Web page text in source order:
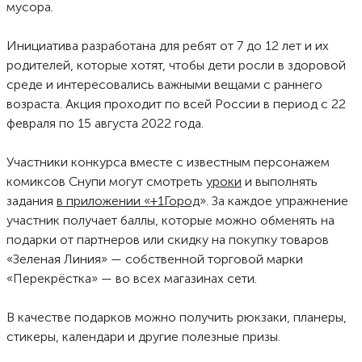
мусора.
Инициатива разработана для ребят от 7 до 12 лет и их
родителей, которые хотят, чтобы дети росли в здоровой
среде и интересовались важными вещами с раннего
возраста. Акция проходит по всей России в период с 22
февраля по 15 августа 2022 года.
Участники конкурса вместе с известным персонажем
комиксов Снупи могут смотреть уроки и выполнять
задания в приложении «+1Город». За каждое упражнение
участник получает баллы, которые можно обменять на
подарки от партнеров или скидку на покупку товаров
«Зеленая Линия» — собственной торговой марки
«Перекрёстка» — во всех магазинах сети.
В качестве подарков можно получить рюкзаки, планеры,
стикеры, календари и другие полезные призы.